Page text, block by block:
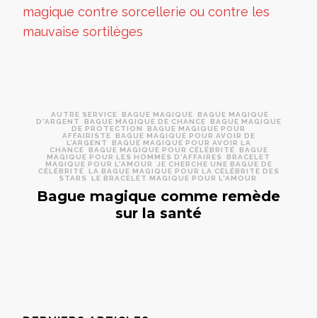
AUTRE SERVICE BAGUE MAGIQUE
BAGUE MAGIQUE
D'ARGENT
BAGUE MAGIQUE DE CHANCE
BAGUE MAGIQUE
DE PROTECTION
BAGUE MAGIQUE POUR
AFFAIRISTE
BAGUE MAGIQUE POUR AVOIR DE
L’ARGENT
BAGUE MAGIQUE POUR AVOIR LA
CHANCE
BAGUE MAGIQUE POUR CÉLÉBRITÉ
BAGUE
MAGIQUE POUR LES HOMMES D'AFFAIRES
BRACELET
MAGIQUE POUR L'AMOUR
JE CHERCHE UNE BAGUE DE
CÉLÉBRITÉ
LA BAGUE MAGIQUE POUR LA CÉLÉBRITÉ DES
STARS
LE BRACELET MAGIQUE POUR L'AMOUR
Bague magique comme remède
sur la santé